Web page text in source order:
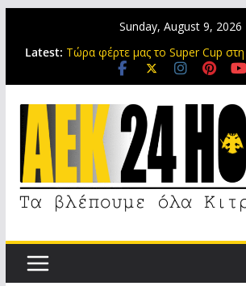
Sunday, August 9, 2026
Latest:
Νίκολιτς: Με αυτή την ομάδα θα
Cup και πλέι οφ του Champions
Τώρα φέρτε μας το Super Cup στη
Φιλαδέλφεια
Είναι τρελοί αυτοί οι Ενωσίτες!
ΝΑΟ για την ΑΕΚΑΡΑ
Στη μνήμη του Μιχάλη της ΑΕΚ
Τέλος εδώ και δέκα ημέρες από